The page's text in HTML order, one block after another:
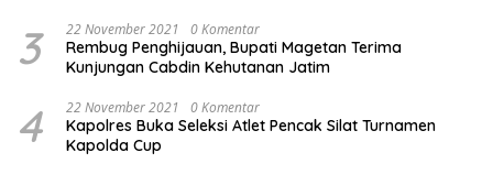
3 22 November 2021 0 Komentar
Rembug Penghijauan, Bupati Magetan Terima
Kunjungan Cabdin Kehutanan Jatim
4 22 November 2021 0 Komentar
Kapolres Buka Seleksi Atlet Pencak Silat Turnamen
Kapolda Cup